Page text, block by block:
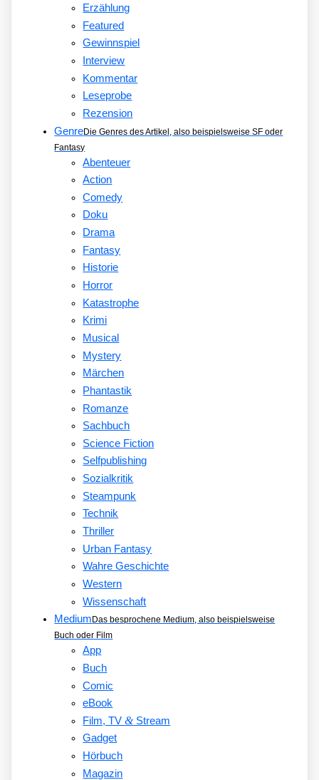
Erzählung
Featured
Gewinnspiel
Interview
Kommentar
Leseprobe
Rezension
GenreDie Genres des Artikel, also beispielsweise SF oder
Fantasy
Abenteuer
Action
Comedy
Doku
Drama
Fantasy
Historie
Horror
Katastrophe
Krimi
Musical
Mystery
Märchen
Phantastik
Romanze
Sachbuch
Science Fiction
Selfpublishing
Sozialkritik
Steampunk
Technik
Thriller
Urban Fantasy
Wahre Geschichte
Western
Wissenschaft
Medium Das besprochene Medium, also beispielsweise
Buch oder Film
App
Buch
Comic
eBook
Film, TV&Stream
Gadget
Hörbuch
Magazin